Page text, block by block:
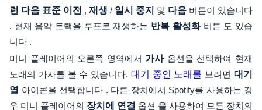
런 다음 표준 이전 , 재생 / 일시 중지 및 다음 버튼이 있습니다
. 현재 음악 트랙을 루프로 재생하는 반복 활성화버튼 도 있습
니다 .
미니 플레이어의 오른쪽 영역에서 가사옵션을 선택하여 현재
노래의 가사를 볼 수 있습니다. 대기 중인 노래를 보려면대기
열 아이콘을 선택합니다 . 다른 장치에서 Spotify를 사용하는 경
우 미니 플레이어의 장치에 연결 옵션 을 사용하여 모든 장치의